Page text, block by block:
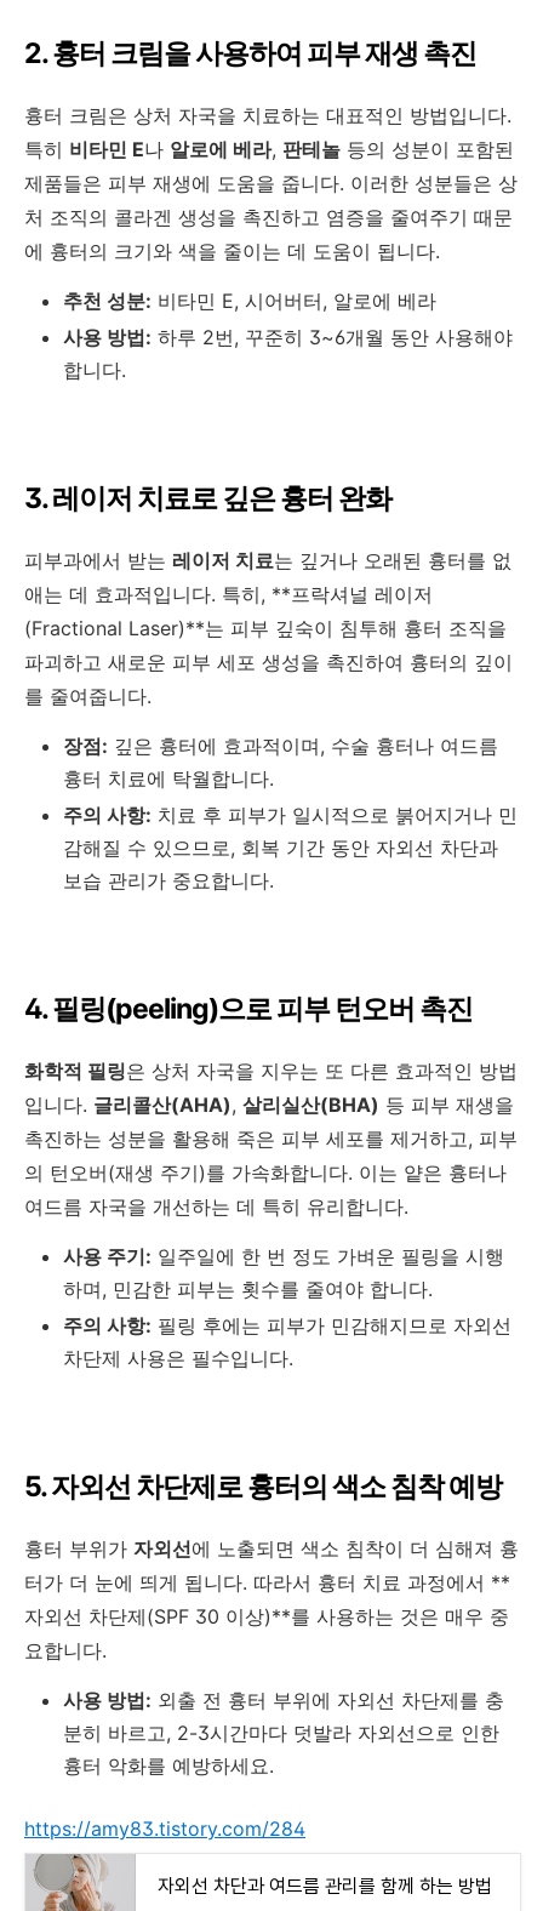
2. 흉터 크림을 사용하여 피부 재생 촉진
흉터 크림은 상처 자국을 치료하는 대표적인 방법입니다.
특히 비타민 E나 알로에 베라, 판테놀 등의 성분이 포함된
제품들은 피부 재생에 도움을 줍니다. 이러한 성분들은 상
처 조직의 콜라겐 생성을 촉진하고 염증을 줄여주기 때문
에 흉터의 크기와 색을 줄이는 데 도움이 됩니다.
추천 성분: 비타민 E, 시어버터, 알로에 베라
사용 방법: 하루 2번, 꾸준히 3~6개월 동안 사용해야
합니다.
3. 레이저 치료로 깊은 흉터 완화
피부과에서 받는 레이저 치료는 깊거나 오래된 흉터를 없
애는 데 효과적입니다. 특히, **프락셔널 레이저
(Fractional Laser)**는 피부 깊숙이 침투해 흉터 조직을
파괴하고 새로운 피부 세포 생성을 촉진하여 흉터의 깊이
를 줄여줍니다.
장점: 깊은 흉터에 효과적이며, 수술 흉터나 여드름
흉터 치료에 탁월합니다.
주의 사항: 치료 후 피부가 일시적으로 붉어지거나 민
감해질 수 있으므로, 회복 기간 동안 자외선 차단과
보습 관리가 중요합니다.
4. 필링(peeling)으로 피부 턴오버 촉진
화학적 필링은 상처 자국을 지우는 또 다른 효과적인 방법
입니다. 글리콜산(AHA), 살리실산(BHA) 등 피부 재생을
촉진하는 성분을 활용해 죽은 피부 세포를 제거하고, 피부
의 턴오버(재생 주기)를 가속화합니다. 이는 얕은 흉터나
여드름 자국을 개선하는 데 특히 유리합니다.
사용 주기: 일주일에 한 번 정도 가벼운 필링을 시행
하며, 민감한 피부는 횟수를 줄여야 합니다.
주의 사항: 필링 후에는 피부가 민감해지므로 자외선
차단제 사용은 필수입니다.
5. 자외선 차단제로 흉터의 색소 침착 예방
흉터 부위가 자외선에 노출되면 색소 침착이 더 심해져 흉
터가 더 눈에 띄게 됩니다. 따라서 흉터 치료 과정에서 **
자외선 차단제(SPF 30 이상)**를 사용하는 것은 매우 중
요합니다.
사용 방법: 외출 전 흉터 부위에 자외선 차단제를 충
분히 바르고, 2-3시간마다 덧발라 자외선으로 인한
흉터 악화를 예방하세요.
https://amy83.tistory.com/284
자외선 차단과 여드름 관리를 함께 하는 방법